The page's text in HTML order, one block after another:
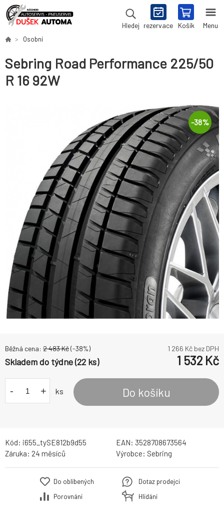
Hledej rezervace Košík Menu
Osobní
Sebring Road Performance 225/50
R 16 92W
-38%
Běžná cena: 2 483Kč(-38%) 1 266 Kč bez DPH
Skladem do týdne (22 ks) 1 532 Kč
- + ks Do košíku
Kód: i655_tySE812b9d55 EAN: 3528708673564
Záruka: 24 měsíců Výrobce: Sebring
Do oblíbených
Porovnání
Dotaz prodejci
Hlídání